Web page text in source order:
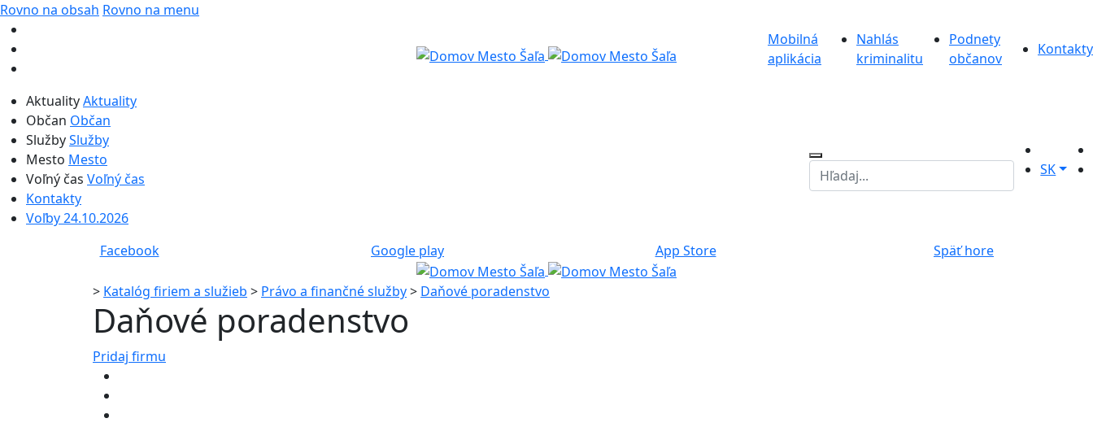
Rovno na obsah Rovno na menu
Mobilná
aplikácia
Nahlás
kriminalitu
Podnety
občanov
Kontakty
AktualityAktuality
Občan Občan
SlužbySlužby
Mesto Mesto
Voľný čas Voľný čas
Kontakty
Voľby 24.10.2026
SK
Facebook Google play App Store Späť hore
> Katalóg firiem a služieb > Právo a finančné služby> Daňové poradenstvo
Daňové poradenstvo
Pridaj firmu